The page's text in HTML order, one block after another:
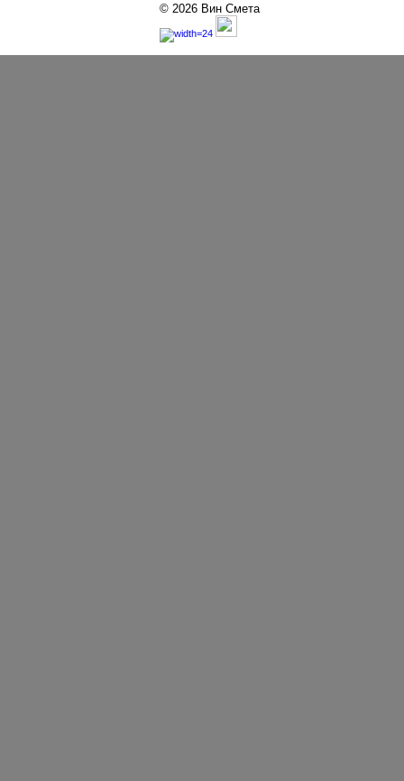
© 2026 Вин Смета